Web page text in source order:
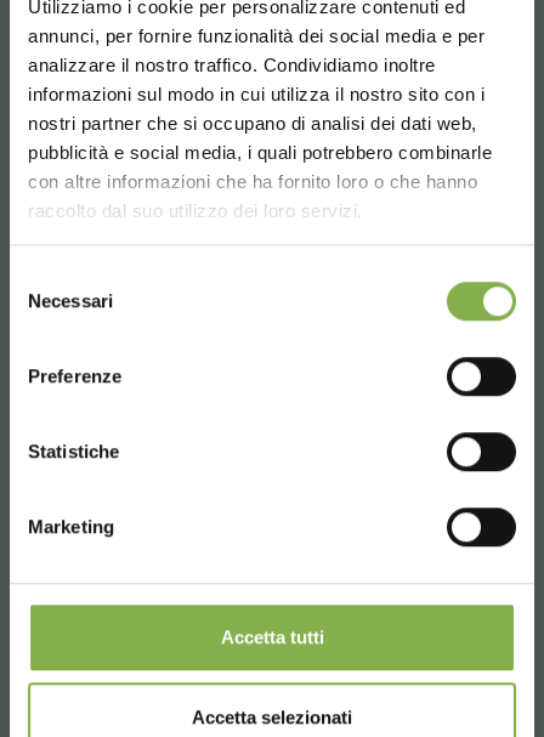
Utilizziamo i cookie per personalizzare contenuti ed
annunci, per fornire funzionalità dei social media e per
analizzare il nostro traffico. Condividiamo inoltre
informazioni sul modo in cui utilizza il nostro sito con i
nostri partner che si occupano di analisi dei dati web,
pubblicità e social media, i quali potrebbero combinarle
con altre informazioni che ha fornito loro o che hanno
raccolto dal suo utilizzo dei loro servizi.
delNecessari
Preferenze
Statistiche
Marketing
Accetta tutti
Accetta selezionati
Choose the country you are in and your
language for a better browsing experience
Email
Anfrage Informationen
info@orlandelli.it
Über 40 Jahre Erfahrung
TAUCHE EIN IN UNSERE
WELT!
Ein kleines Geschenk für dich...
5 % Rabattauf deine erste Bestellung *
2 % Rabatt immerauf tutti deine
zukünftigen Einkäufe *
ab einem Bestellwert
von 15.000 €
der Registrierung die Option Newsletter)
berechnen sich exklusive Verpackung und